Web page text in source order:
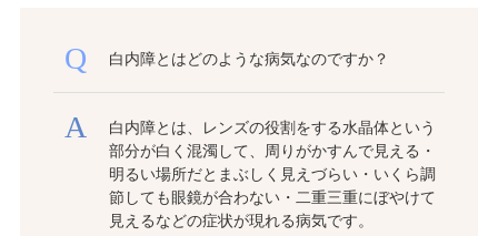
白内障とはどのような病気なのですか？
白内障とは、レンズの役割をする水晶体という
部分が白く混濁して、周りがかすんで見える・
明るい場所だとまぶしく見えづらい・いくら調
節しても眼鏡が合わない・二重三重にぼやけて
見えるなどの症状が現れる病気です。